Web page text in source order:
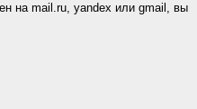
на mail.ru, yandex или gmail, вы